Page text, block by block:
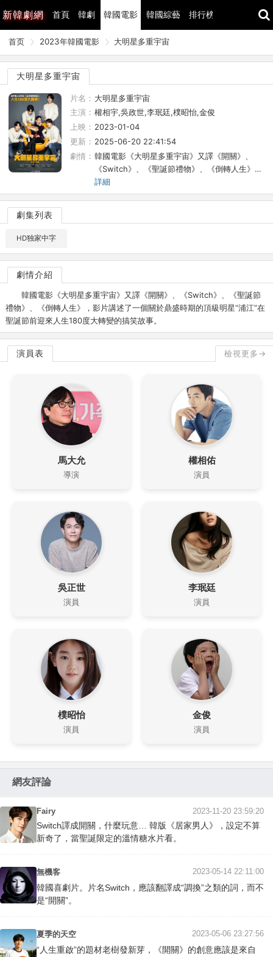
新韓劇網 首頁 韓劇 韓國電影 韓國綜藝 排行榜
首页 2023年韓國電影 大明星多重宇宙
大明星多重宇宙
片名： 大明星多重宇宙
主演： 權相宇,吳政世,李珉廷,樸昭怡,金俊
上映： 2023-01-04
更新： 2025-06-20 22:41:54
劇情： 韓國電影《大明星多重宇宙》又譯《開關》、
《Switch》、《聖誕節禮物》、《倒轉人生》…
詳細
劇集列表
HD独家中字
劇情介紹
韓國電影《大明星多重宇宙》又譯《開關》、《Switch》、《聖誕節
禮物》、《倒轉人生》，影片講述了一個關於鼎盛時期的頂級明星“浦江”在
聖誕節前迎來人生180度大轉變的搞笑故事。
演員表 檢視更多→
馬大允
導演
權相佑
演員
吳正世
演員
李珉廷
演員
樸昭怡
演員
金俊
演員
網友評論
Fairy 2023-11-20 23:59:20
Switch譯成開關，什麼玩意… 韓版《居家男人》，設定不算
新奇了，當聖誕限定的溫情糖水片看。
無機客 2023-05-14 22:11:00
韓國喜劇片。片名Switch，應該翻譯成“調換”之類的詞，而不
是“開關”。
夏季的天空 2023-05-06 23:27:56
“人生重啟”的題材老樹發新芽，《開關》的創意應該是來自